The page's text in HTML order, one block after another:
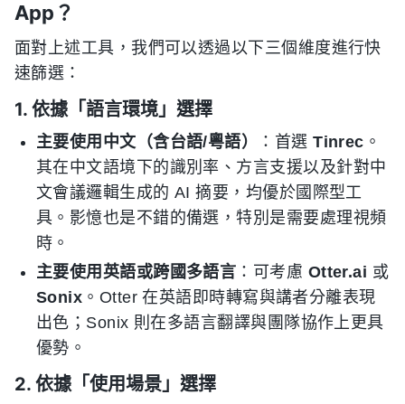
App？
面對上述工具，我們可以透過以下三個維度進行快
速篩選：
1. 依據「語言環境」選擇
主要使用中文（含台語/粵語） ：首選Tinrec 。
其在中文語境下的識別率、方言支援以及針對中
文會議邏輯生成的 AI 摘要，均優於國際型工
具。影憶也是不錯的備選，特別是需要處理視頻
時。
主要使用英語或跨國多語言 ：可考慮 Otter.ai 或
Sonix 。Otter 在英語即時轉寫與講者分離表現
出色；Sonix 則在多語言翻譯與團隊協作上更具
優勢。
2. 依據「使用場景」選擇